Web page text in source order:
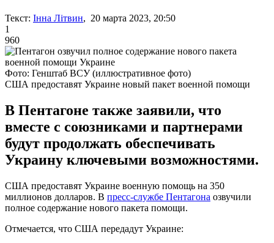
Текст: Інна Літвин, 20 марта 2023, 20:50
1
960
Фото: Генштаб ВСУ (иллюстративное фото)
США предоставят Украине новый пакет военной помощи
В Пентагоне также заявили, что
вместе с союзниками и партнерами
будут продолжать обеспечивать
Украину ключевыми возможностями.
США предоставят Украине военную помощь на 350
миллионов долларов. В пресс-службе Пентагона озвучили
полное содержание нового пакета помощи.
Отмечается, что США передадут Украине: